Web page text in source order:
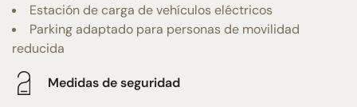
Estación de carga de vehículos eléctricos
Parking adaptado para personas de movilidad
reducida
Medidas de seguridad